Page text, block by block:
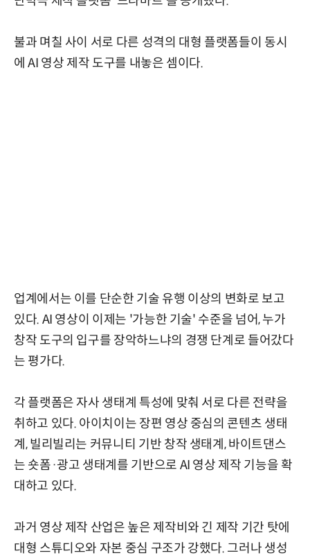
불과 며칠 사이 서로 다른 성격의 대형 플랫폼들이 동시
에 AI 영상 제작 도구를 내놓은 셈이다.
업계에서는 이를 단순한 기술 유행 이상의 변화로 보고
있다. AI 영상이 이제는 '가능한 기술' 수준을 넘어, 누가
창작 도구의 입구를 장악하느냐의 경쟁 단계로 들어갔다
는 평가다.
각 플랫폼은 자사 생태계 특성에 맞춰 서로 다른 전략을
취하고 있다. 아이치이는 장편 영상 중심의 콘텐츠 생태
계, 빌리빌리는 커뮤니티 기반 창작 생태계, 바이트댄스
는 숏폼·광고 생태계를 기반으로 AI 영상 제작 기능을 확
대하고 있다.
과거 영상 제작 산업은 높은 제작비와 긴 제작 기간 탓에
대형 스튜디오와 자본 중심 구조가 강했다. 그러나 생성